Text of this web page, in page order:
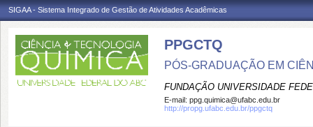
SIGAA - Sistema Integrado de Gestão de Atividades Acadêmicas
PPGCTQ
PÓS-GRADUAÇÃO EM
FUNDAÇÃO UNIVERSIDADE
E-mail: ppg.quimica@ufabc.edu.br
http://propg.ufabc.edu.br/ppgctq